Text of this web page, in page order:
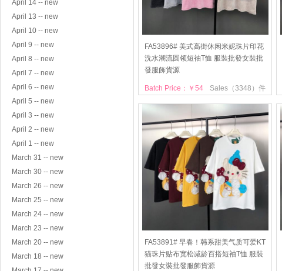
April 14 -- new
April 13 -- new
April 10 -- new
April 9 -- new
April 8 -- new
April 7 -- new
April 6 -- new
April 5 -- new
April 3 -- new
April 2 -- new
April 1 -- new
March 31 -- new
March 30 -- new
March 26 -- new
March 25 -- new
March 24 -- new
March 23 -- new
March 20 -- new
March 18 -- new
FA53896# 美式高街休闲米妮珠片印花
洗水潮流圆领短袖T恤 服裝批發女裝批
發服飾貨源
Sales（3348）件
Batch Price：￥54
FA53891# 早春！韩系甜美气质可爱KT
猫珠片贴布宽松减龄百搭短袖T恤 服裝
批發女裝批發服飾貨源